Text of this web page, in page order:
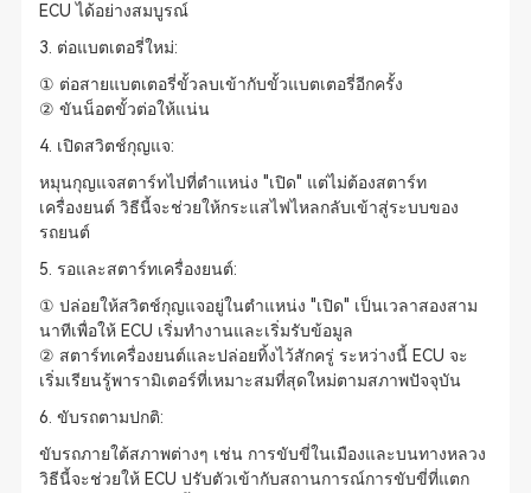
ECU ได้อย่างสมบูรณ์
3. ต่อแบตเตอรี่ใหม่:
① ต่อสายแบตเตอรี่ขั้วลบเข้ากับขั้วแบตเตอรี่อีกครั้ง
② ขันน็อตขั้วต่อให้แน่น
4. เปิดสวิตช์กุญแจ:
หมุนกุญแจสตาร์ทไปที่ตำแหน่ง "เปิด" แต่ไม่ต้องสตาร์ท
เครื่องยนต์ วิธีนี้จะช่วยให้กระแสไฟไหลกลับเข้าสู่ระบบของ
รถยนต์
5. รอและสตาร์ทเครื่องยนต์:
① ปล่อยให้สวิตช์กุญแจอยู่ในตำแหน่ง "เปิด" เป็นเวลาสองสาม
นาทีเพื่อให้ ECU เริ่มทำงานและเริ่มรับข้อมูล
② สตาร์ทเครื่องยนต์และปล่อยทิ้งไว้สักครู่ ระหว่างนี้ ECU จะ
เริ่มเรียนรู้พารามิเตอร์ที่เหมาะสมที่สุดใหม่ตามสภาพปัจจุบัน
6. ขับรถตามปกติ:
ขับรถภายใต้สภาพต่างๆ เช่น การขับขี่ในเมืองและบนทางหลวง
วิธีนี้จะช่วยให้ ECU ปรับตัวเข้ากับสถานการณ์การขับขี่ที่แตก